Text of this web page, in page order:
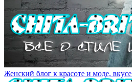
Женский блог к красоте и моде,